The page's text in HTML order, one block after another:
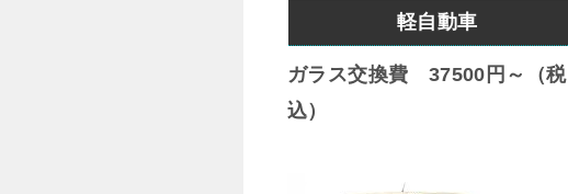
軽自動車
ガラス交換費 37500円～（税
込）